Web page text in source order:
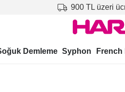
900 TL üzeri
Demleme Syphon French